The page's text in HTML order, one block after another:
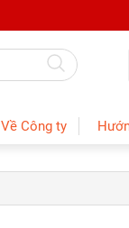
Về Công ty